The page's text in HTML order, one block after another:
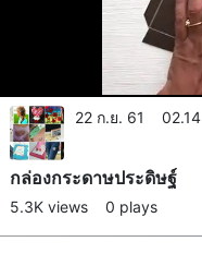
22 ก.ย. 61 02.14
กล่องกระดาษประดิษฐ์​
5.3K views 0 plays